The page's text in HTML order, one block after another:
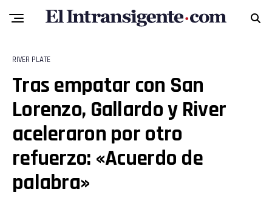
RIVER PLATE
Tras empatar con San
Lorenzo, Gallardo y River
aceleraron por otro
refuerzo: «Acuerdo de
palabra»